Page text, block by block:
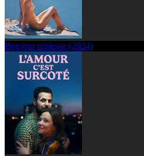
Bonjour tristesse (2024)